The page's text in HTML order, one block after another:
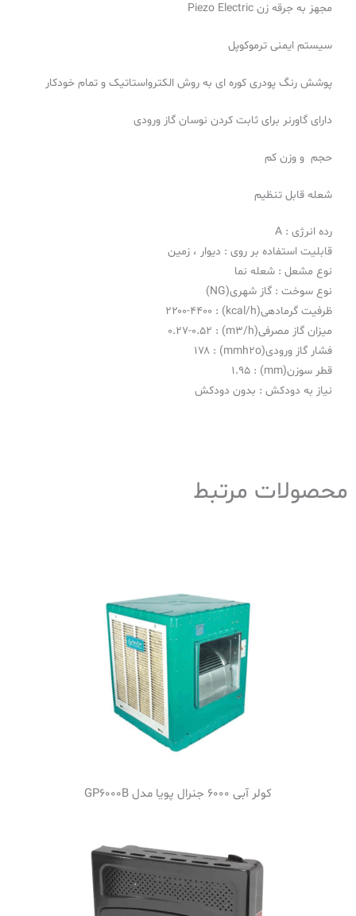
مجهز به جرقه زن Piezo Electric
سیستم ایمنی ترموکوپل
پوشش رنگ پودری کوره ای به روش الکترواستاتیک و تمام خودکار
دارای گاورنر برای ثابت کردن نوسان گاز ورودی
حجم و وزن کم
شعله قابل تنظیم
رده انرژی : A
قابلیت استفاده بر روی : دیوار ، زمین
نوع مشعل : شعله نما
نوع سوخت : گاز شهری(NG)
ظرفیت گرمادهی(kcal/h) : ۲۲۰۰-۴۴۰۰
میزان گاز مصرفی(m۳/h) : ۰.۲۷-۰.۵۲
فشار گاز ورودی(mmh۲o) : ۱۷۸
قطر سوزن(mm) : ۱.۹۵
نیاز به دودکش : بدون دودکش
محصولات مرتبط
کولر آبی 6000 جنرال پویا مدل GP6000B